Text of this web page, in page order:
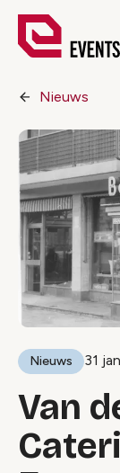
Nieuws
Nieuws 31
Van